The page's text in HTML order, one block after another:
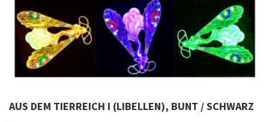
AUS DEM TIERREICH I (LIBELLEN), BUNT / SCHWARZ